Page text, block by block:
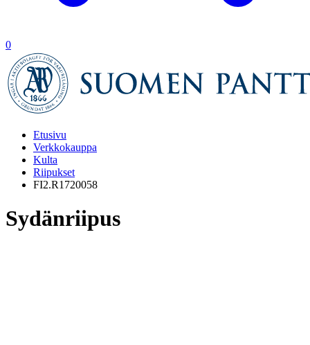
0
Etusivu
Verkkokauppa
Kulta
Riipukset
FI2.R1720058
Sydänriipus